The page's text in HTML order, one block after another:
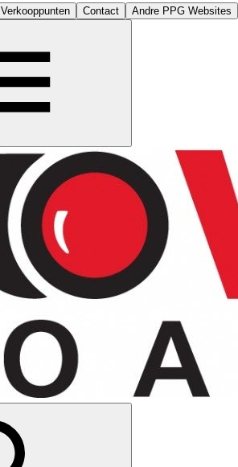
Verkooppunten Contact Andre PPG Websites